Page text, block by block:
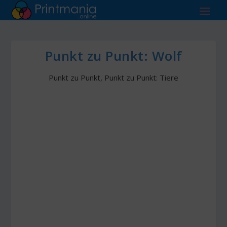
Punkt zu Punkt: Wolf
Punkt zu Punkt, Punkt zu Punkt: Tiere